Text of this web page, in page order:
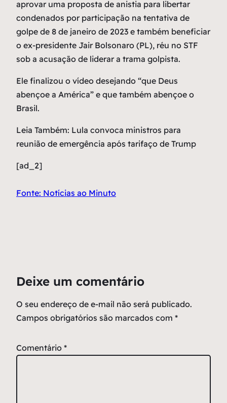
aprovar uma proposta de anistia para libertar
condenados por participação na tentativa de
golpe de 8 de janeiro de 2023 e também beneficiar
o ex-presidente Jair Bolsonaro (PL), réu no STF
sob a acusação de liderar a trama golpista.
Ele finalizou o vídeo desejando “que Deus
abençoe a América” e que também abençoe o
Brasil.
Leia Também: Lula convoca ministros para
reunião de emergência após tarifaço de Trump
[ad_2]
Fonte: Notícias ao Minuto
Deixe um comentário
O seu endereço de e-mail não será publicado.
Campos obrigatórios são marcados com *
Comentário *